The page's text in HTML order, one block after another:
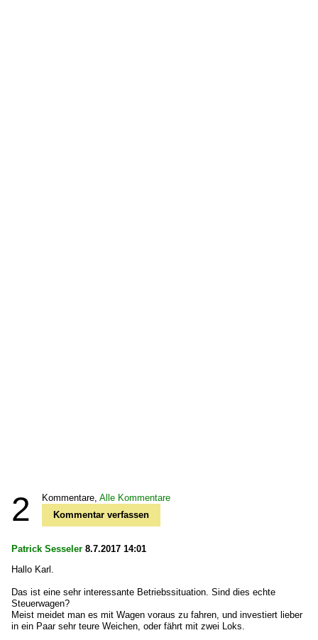
2 Kommentare, Alle Kommentare
Kommentar verfassen
Patrick Sesseler 8.7.2017 14:01
Hallo Karl.
Das ist eine sehr interessante Betriebssituation. Sind dies echte
Steuerwagen?
Meist meidet man es mit Wagen voraus zu fahren, und investiert lieber
in ein Paar sehr teure Weichen, oder fährt mit zwei Loks.